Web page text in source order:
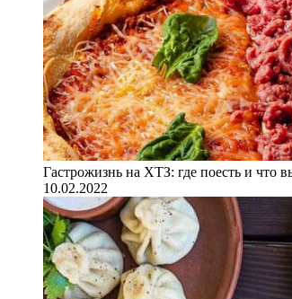
Гастрожизнь на ХТЗ: где поесть и что
10.02.2022